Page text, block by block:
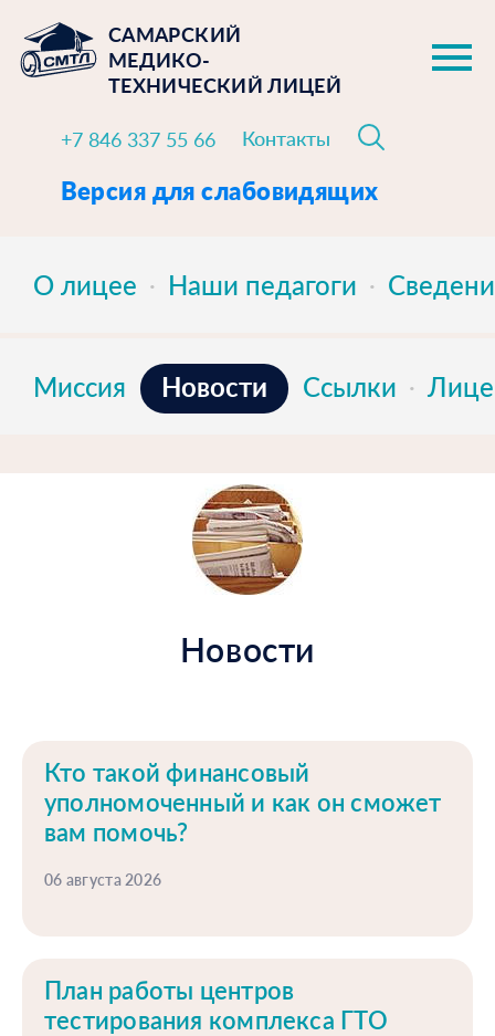
САМАРСКИЙ
МЕДИКО-
ТЕХНИЧЕСКИЙ ЛИЦЕЙ
+7 846 337 55 66 Контакты
Версия для слабовидящих
О лицее Наши педагоги
Миссия Новости Ссылки
Новости
Кто такой финансовый
уполномоченный и как он сможет
вам помочь?
06 августа 2026
План работы центров
тестирования комплекса ГТО